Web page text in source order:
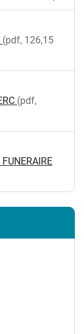
(pdf, 126,15
(pdf,
dans un